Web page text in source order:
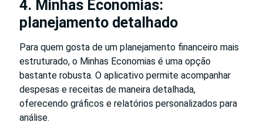
4. Minhas Economias:
planejamento detalhado
Para quem gosta de um planejamento financeiro mais
estruturado, o Minhas Economias é uma opção
bastante robusta. O aplicativo permite acompanhar
despesas e receitas de maneira detalhada,
oferecendo gráficos e relatórios personalizados para
análise.